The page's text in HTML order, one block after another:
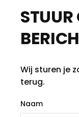
STUUR
Wij sturen je
terug.
Naam